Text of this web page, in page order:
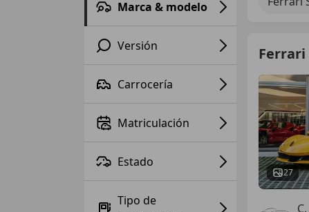
Marca & modelo
Versión
Carrocería
Matriculación
Estado
Tipo de
Ferrari
27